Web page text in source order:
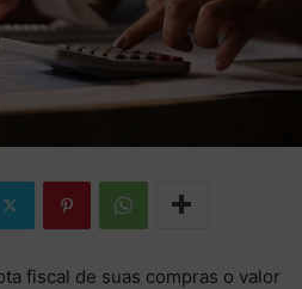
fiscal de suas compras o valor